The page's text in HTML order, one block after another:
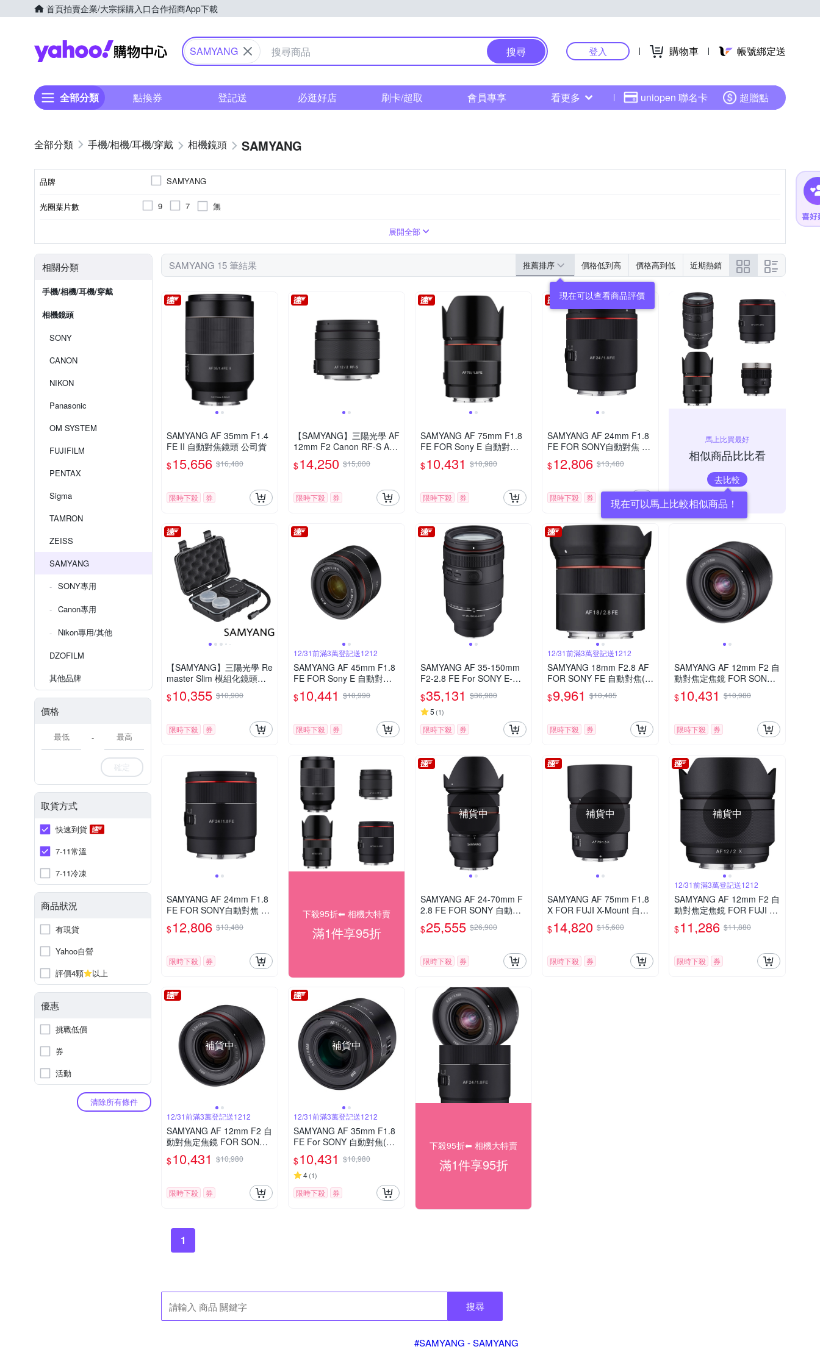
首頁拍賣企業/大宗採購入口合作招商App下載
Yahoo購物中心
SAMYANG 搜尋 登入 購物車 帳號綁定送
全部分類 點換券 登記送 必逛好店 刷卡/超取 會員專享 看更多 uniopen 聯名卡 超贈點
手機/相機/耳機/穿戴 相機鏡頭 SAMYANG
品牌 SAMYANG
光圈葉片數 9 7 無
超廣角定焦
展開全部
相關分類
手機/相機/耳機/穿戴
相機鏡頭
SONY
CANON
NIKON
Panasonic
OM SYSTEM
FUJIFILM
PENTAX
Sigma
TAMRON
ZEISS
SAMYANG
SONY專用
Canon專用
Nikon專用/其他
DZOFILM
其他品牌
價格
-
確定
取貨方式
快速到貨
7-11常溫
7-11冷凍
商品狀況
有現貨
Yahoo自營
評價4顆
以上
優惠
挑戰低價
券
活動
清除所有條件
SAMYANG 15 筆結果 推薦排序 價格低到高 價格高到低 近期熱銷
現在可以查看商品評價
SAMYANG AF 35mm F1.4
FE II 自動對焦鏡頭 公司貨
$15,656 $16,480
限時下殺 券
【SAMYANG】三陽光學 AF
12mm F2 Canon RF-S AP
S-C 自動對焦鏡頭 公司貨
$14,250 $15,000
限時下殺 券
SAMYANG AF 75mm F1.8
FE FOR Sony E 自動對焦
(公司貨)
$10,431 $10,980
限時下殺 券
SAMYANG AF 24mm F1.8
FE FOR SONY自動對焦 廣
角定焦鏡頭 (公司貨)
$12,806 $13,480
限時下殺 券
馬上比買最好
相似商品比比看
去比較
現在可以馬上比較相似商品！
【SAMYANG】三陽光學 Re
master Slim 模組化鏡頭套
組 公司貨
$10,355 $10,900
限時下殺 券
12/31前滿3萬登記送1212
SAMYANG AF 45mm F1.8
FE FOR Sony E 自動對焦
(公司貨)
$10,441 $10,990
限時下殺 券
SAMYANG AF 35-150mm
F2-2.8 FE For SONY E-Mo
unt 自動對焦鏡頭 公司貨
$35,131 $36,980
5 (1)
限時下殺 券
12/31前滿3萬登記送1212
SAMYANG 18mm F2.8 AF
FOR SONY FE 自動對焦(公
司貨)
$9,961 $10,485
限時下殺 券
SAMYANG AF 12mm F2 自
動對焦定焦鏡 FOR SONY E
接環 (公司貨)
$10,431 $10,980
限時下殺 券
SAMYANG AF 24mm F1.8
FE FOR SONY自動對焦 廣
角定焦鏡頭 (公司貨)
$12,806 $13,480
限時下殺 券
下殺95折⬅︎ 相機大特賣
滿1件享95折
補貨中
SAMYANG AF 24-70mm F
2.8 FE FOR SONY 自動對
焦 公司貨
$25,555 $26,900
限時下殺 券
補貨中
SAMYANG AF 75mm F1.8
X FOR FUJI X-Mount 自動
對焦鏡頭 公司貨
$14,820 $15,600
限時下殺 券
補貨中
12/31前滿3萬登記送1212
SAMYANG AF 12mm F2 自
動對焦定焦鏡 FOR FUJI X
(公司貨)
$11,286 $11,880
限時下殺 券
補貨中
12/31前滿3萬登記送1212
SAMYANG AF 12mm F2 自
動對焦定焦鏡 FOR SONY E
接環 (公司貨)
$10,431 $10,980
限時下殺 券
補貨中
12/31前滿3萬登記送1212
SAMYANG AF 35mm F1.8
FE For SONY 自動對焦(公
司貨)
$10,431 $10,980
4(1)
限時下殺 券
下殺95折⬅︎ 相機大特賣
滿1件享95折
1
搜尋
#SAMYANG - SAMYANG